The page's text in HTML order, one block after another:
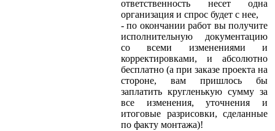
ответственность несет одна
организация и спрос будет с нее,
- по окончании работ вы получите
исполнительную документацию
со всеми изменениями и
корректировками, и абсолютно
бесплатно (а при заказе проекта на
стороне, вам пришлось бы
заплатить кругленькую сумму за
все изменения, уточнения и
итоговые разрисовки, сделанные
по факту монтажа)!